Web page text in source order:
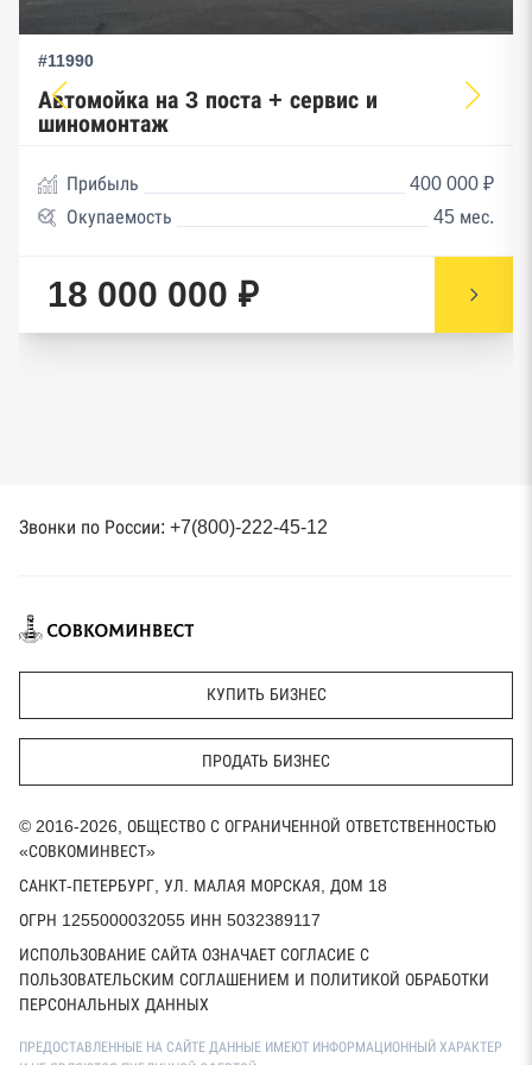
#11990
Автомойка на 3 поста + сервис и
шиномонтаж
Прибыль
400 000 ₽
Окупаемость
45 мес.
18 000 000 ₽
Звонки по России: +7(800)-222-45-12
КУПИТЬ БИЗНЕС
ПРОДАТЬ БИЗНЕС
© 2016-2026, ОБЩЕСТВО С ОГРАНИЧЕННОЙ ОТВЕТСТВЕННОСТЬЮ
«СОВКОМИНВЕСТ»
САНКТ-ПЕТЕРБУРГ, УЛ. МАЛАЯ МОРСКАЯ, ДОМ 18
ОГРН 1255000032055 ИНН 5032389117
ИСПОЛЬЗОВАНИЕ САЙТА ОЗНАЧАЕТ СОГЛАСИЕ С
ПОЛЬЗОВАТЕЛЬСКИМ СОГЛАШЕНИЕМ И ПОЛИТИКОЙ ОБРАБОТКИ
ПЕРСОНАЛЬНЫХ ДАННЫХ
ПРЕДОСТАВЛЕННЫЕ НА САЙТЕ ДАННЫЕ ИМЕЮТ ИНФОРМАЦИОННЫЙ ХАРАКТЕР